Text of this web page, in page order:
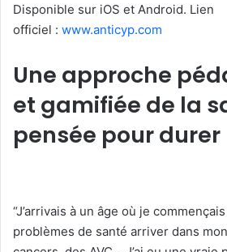
Disponible sur iOS et Android. Lien
officiel : www.anticyp.com
Une approche
et gamifiée de la
pensée pour durer
“J’arrivais à un âge où je
problèmes de santé arriver dans